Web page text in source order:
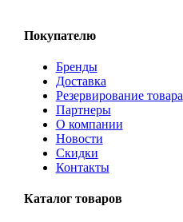
Покупателю
Бренды
Доставка
Резервирование товара
Партнеры
О компании
Новости
Скидки
Контакты
Каталог товаров